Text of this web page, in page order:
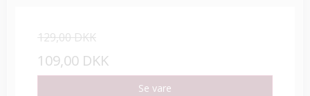
129,00 DKK
109,00 DKK
Se vare